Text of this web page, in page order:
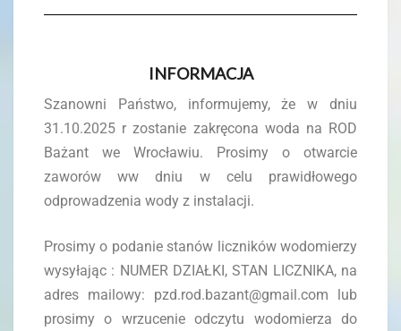
INFORMACJA
Szanowni Państwo, informujemy, że w dniu
31.10.2025 r zostanie zakręcona woda na ROD
Bażant we Wrocławiu. Prosimy o otwarcie
zaworów ww dniu w celu prawidłowego
odprowadzenia wody z instalacji.
Prosimy o podanie stanów liczników wodomierzy
wysyłając : NUMER DZIAŁKI, STAN LICZNIKA, na
adres mailowy: pzd.rod.bazant@gmail.com lub
prosimy o wrzucenie odczytu wodomierza do